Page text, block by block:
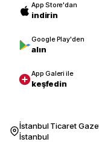
App Store'dan
indirin
Google Play'den
alın
App Galeri ile
keşfedin
İstanbul Ticaret
İstanbul